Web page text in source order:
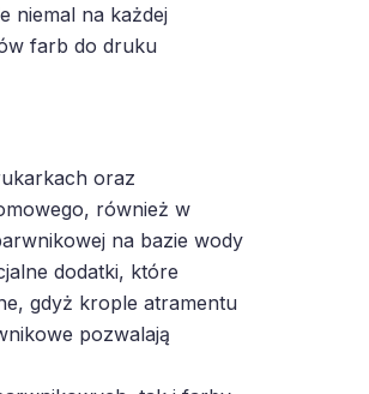
niemal na każdej
farb do druku
oraz
również w
na bazie wody
dodatki, które
gdyż krople atramentu
pozwalają